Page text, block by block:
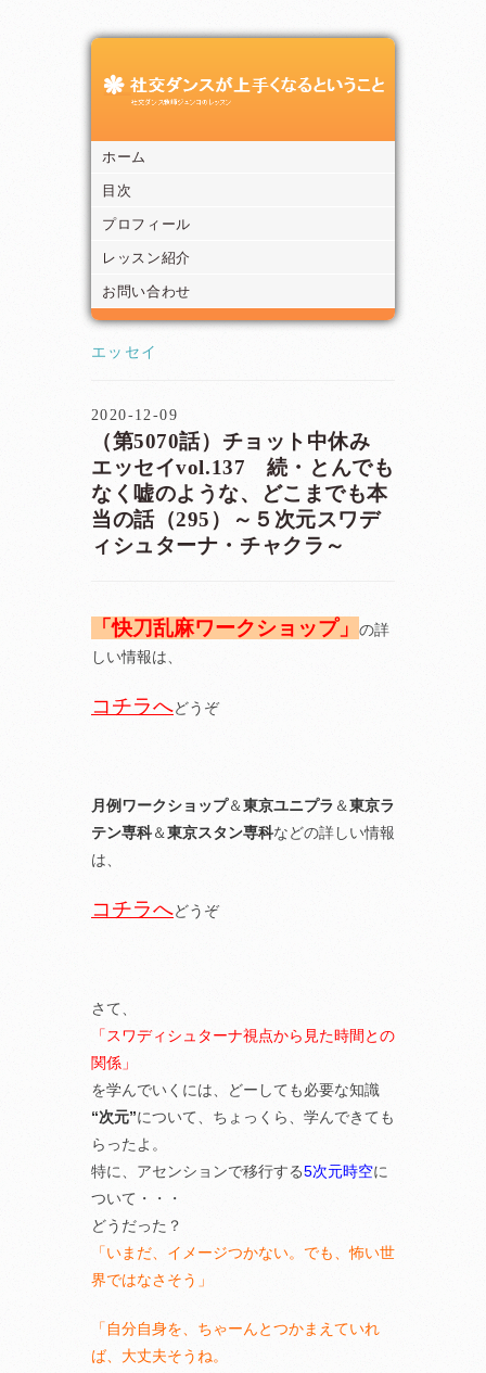
ホーム
目次
プロフィール
レッスン紹介
お問い合わせ
エッセイ
2020-12-09
（第5070話）チョット中休み
エッセイvol.137 続・とんでも
なく嘘のような、どこまでも本
当の話（295）～５次元スワデ
ィシュターナ・チャクラ～
「快刀乱麻ワークショップ」
の詳
しい情報は、
コチラへどうぞ
月例ワークショップ＆東京ユニプラ ＆東京ラ
テン専科＆東京スタン専科などの詳しい情報
は、
コチラへどうぞ
さて、
「スワディシュターナ視点から見た時間との
関係」
を学んでいくには、どーしても必要な知識
“次元”について、ちょっくら、学んできても
らったよ。
特に、アセンションで移行する5次元時空に
ついて・・・
どうだった？
「いまだ、イメージつかない。でも、怖い世
界ではなさそう」
「自分自身を、ちゃーんとつかまえていれ
ば、大丈夫そうね。